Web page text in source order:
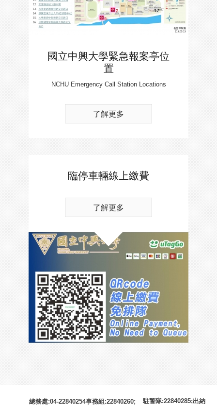
國立中興大學緊急報案亭位
置
NCHU Emergency Call Station Locations
了解更多
臨停車輛線上繳費
了解更多
總務處:04-22840254事務組:22840260;
駐警隊:22840285;出納